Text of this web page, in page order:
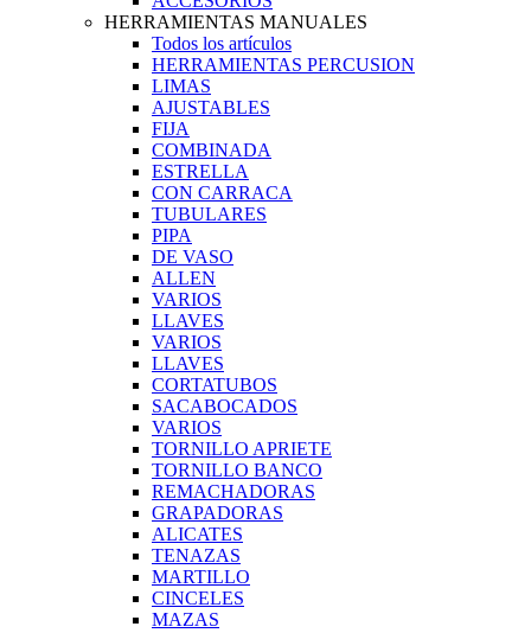
HERRAMIENTAS MANUALES
Todos los artículos
HERRAMIENTAS PERCUSION
LIMAS
AJUSTABLES
FIJA
COMBINADA
ESTRELLA
CON CARRACA
TUBULARES
PIPA
DE VASO
ALLEN
VARIOS
LLAVES
VARIOS
LLAVES
CORTATUBOS
SACABOCADOS
VARIOS
TORNILLO APRIETE
TORNILLO BANCO
REMACHADORAS
GRAPADORAS
ALICATES
TENAZAS
MARTILLO
CINCELES
MAZAS